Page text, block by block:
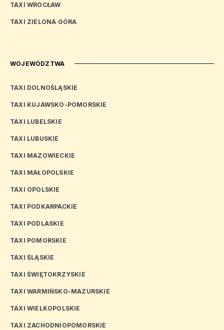
TAXI WROCŁAW
TAXI ZIELONA GÓRA
WOJEWÓDZTWA
TAXI DOLNOŚLĄSKIE
TAXI KUJAWSKO-POMORSKIE
TAXI LUBELSKIE
TAXI LUBUSKIE
TAXI MAZOWIECKIE
TAXI MAŁOPOLSKIE
TAXI OPOLSKIE
TAXI PODKARPACKIE
TAXI PODLASKIE
TAXI POMORSKIE
TAXI ŚLĄSKIE
TAXI ŚWIĘTOKRZYSKIE
TAXI WARMIŃSKO-MAZURSKIE
TAXI WIELKOPOLSKIE
TAXI ZACHODNIOPOMORSKIE